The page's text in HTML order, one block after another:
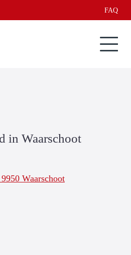
FAQ
in Waarschoot
Waarschoot